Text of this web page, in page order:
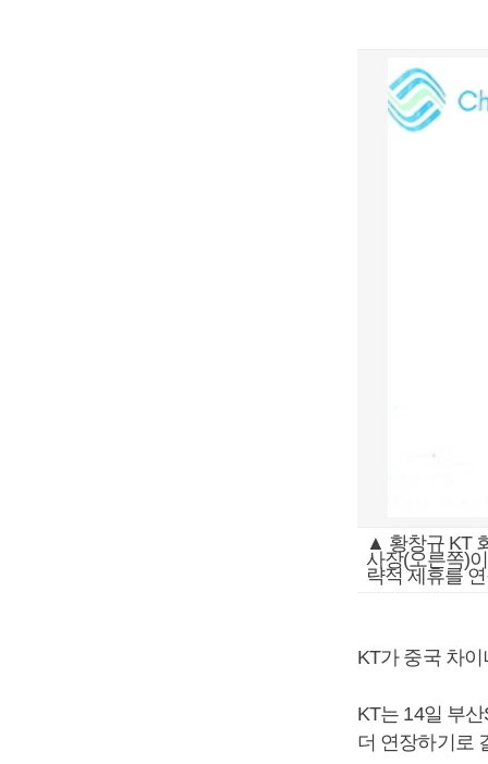
▲ 황창규 KT
사장(오른쪽)
략적 제휴를
KT가 중국 차
KT는 14일 부
더 연장하기로